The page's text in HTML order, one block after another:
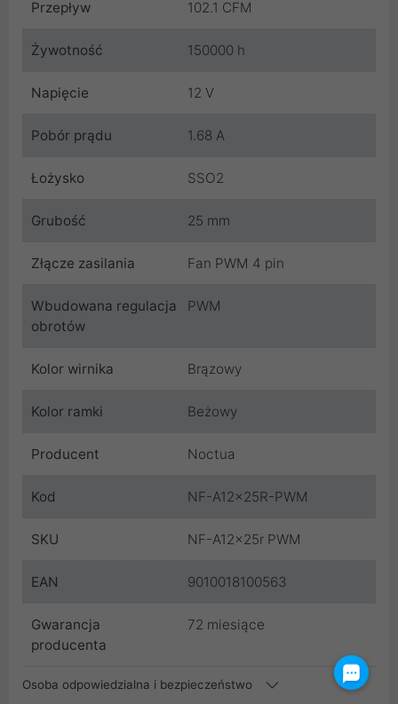
Przepływ 102.1 CFM
Żywotność 150000 h
Napięcie 12 V
Pobór prądu 1.68 A
Łożysko SSO2
Grubość 25 mm
Złącze zasilania Fan PWM 4 pin
Wbudowana regulacja
obrotów
PWM
Kolor wirnika Brązowy
Kolor ramki Beżowy
Producent Noctua
Kod NF-A12x25R-PWM
SKU NF-A12x25r PWM
EAN 9010018100563
Gwarancja
producenta
72 miesiące
Osoba odpowiedzialna i bezpieczeństwo